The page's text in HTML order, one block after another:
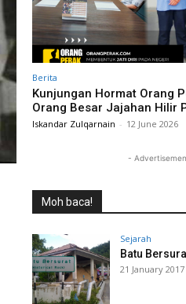
Berita
Kunjungan Hormat Orang
Orang Besar Jajahan Hilir
Iskandar Zulqarnain - 12 June 2026
-
Moh baca!
Sejarah
Batu
21 January 2017